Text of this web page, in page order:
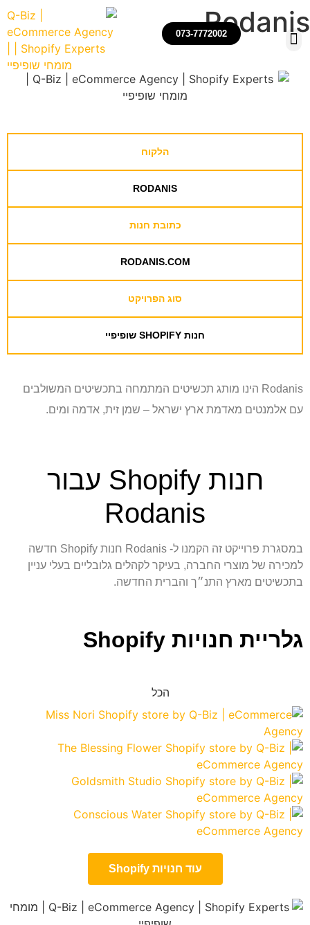
073-7772002Rodanis
הלקוח
RODANIS
כתובת חנות
RODANIS.COM
סוג הפרויקט
חנות SHOPIFY שופיפיי
Rodanis הינו מותג תכשיטים המתמחה בתכשיטים המשולבים
עם אלמנטים מאדמת ארץ ישראל – שמן זית, אדמה ומים.
חנות Shopify עבור
Rodanis
במסגרת פרוייקט זה הקמנו ל- Rodanis חנות Shopify חדשה
למכירה של מוצרי החברה, בעיקר לקהלים גלובליים בעלי עניין
בתכשיטים מארץ התנ״ך והברית החדשה.
גלריית חנויות Shopify
הכל
עוד חנויות Shopify